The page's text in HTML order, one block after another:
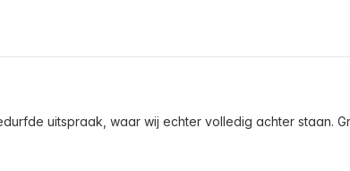
uitspraak, waar wij echter volledig achter staan.